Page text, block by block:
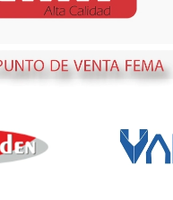
69381031
Métodos de envío y retiro
Transporte Habitual